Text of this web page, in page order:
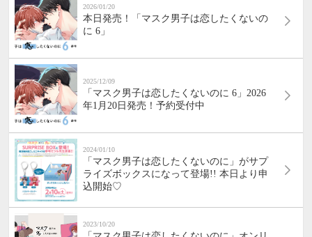
2026/01/20
本日発売！「マスク男子は恋したくないの
に 6」
2025/12/09
「マスク男子は恋したくないのに 6」2026
年1月20日発売！予約受付中
2024/01/10
「マスク男子は恋したくないのに」がサプ
ライズボックスになって登場!! 本日より申
込開始♡
2023/10/20